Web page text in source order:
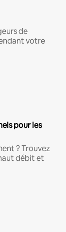
de
votre
pour les
? Trouvez
débit et